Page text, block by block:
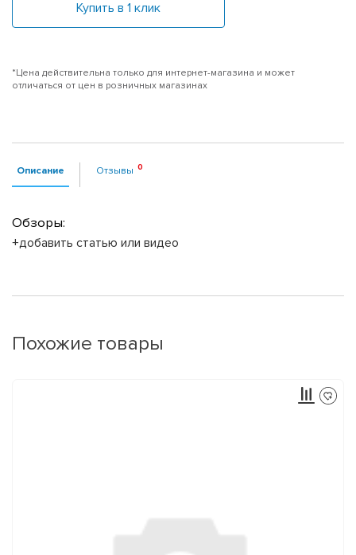
Купить в 1 клик
*Цена действительна только для интернет-магазина и может
отличаться от цен в розничных магазинах
Описание Отзывы
Обзоры:
+добавить статью или видео
Похожие товары